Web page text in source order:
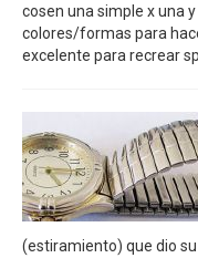
cosen una simple x una
colores/formas para
excelente para recrear
(estiramiento) que dio